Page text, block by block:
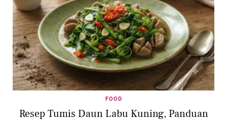
FOOD
Resep Tumis Daun Labu Kuning, Panduan